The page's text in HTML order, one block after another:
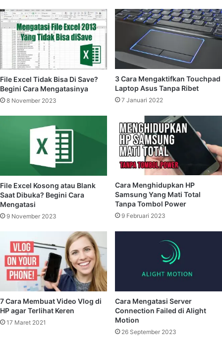
File Excel Tidak Bisa Di Save?
Begini Cara Mengatasinya
8 November 2023
3 Cara Mengaktifkan Touchpad
Laptop Asus Tanpa Ribet
7 Januari 2022
File Excel Kosong atau Blank
Saat Dibuka? Begini Cara
Mengatasi
9 November 2023
Cara Menghidupkan HP
Samsung Yang Mati Total
Tanpa Tombol Power
9 Februari 2023
7 Cara Membuat Video Vlog di
HP agar Terlihat Keren
17 Maret 2021
Cara Mengatasi Server
Connection Failed di Alight
Motion
26 September 2023